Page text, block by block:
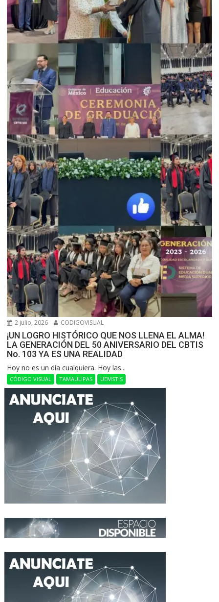
2 julio, 2026 CODIGOVISUAL
¡UN LOGRO HISTÓRICO QUE NOS LLENA EL ALMA!
LA GENERACIÓN DEL 50 ANIVERSARIO DEL CBTIS
No. 103 YA ES UNA REALIDAD
Hoy no es un día cualquiera. Hoy las...
CÓDIGO VISUAL TAMAULIPAS UEMSTIS